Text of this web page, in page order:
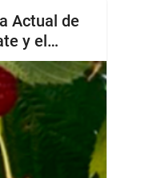
Actual de
y el